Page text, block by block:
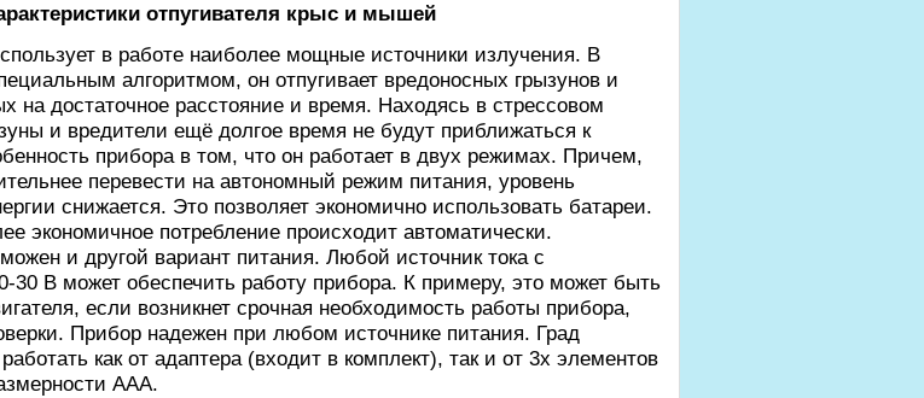
отпугивателя крыс и мышей
в работе наиболее мощные источники излучения. В
алгоритмом, он отпугивает вредоносных грызунов и
на достаточное расстояние и время. Находясь в стрессовом
и вредители ещё долгое время не будут приближаться к
прибора в том, что он работает в двух режимах. Причем,
перевести на автономный режим питания, уровень
снижается. Это позволяет экономично использовать батареи.
экономичное потребление происходит автоматически.
и другой вариант питания. Любой источник тока с
30 В может обеспечить работу прибора. К примеру, это может быть
если возникнет срочная необходимость работы прибора,
Прибор надежен при любом источнике питания. Град
как от адаптера (входит в комплект), так и от 3х элементов
ААА.